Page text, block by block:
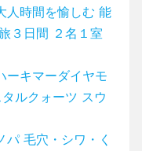
時間を愉しむ 能
３日間 ２名１室
キマーダイヤモ
ルクォーツ スウ
毛穴・シワ・く